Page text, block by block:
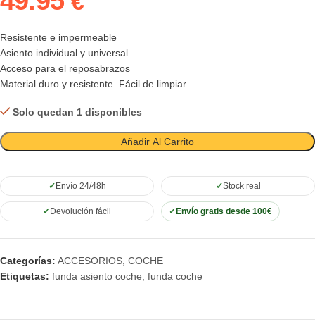
Resistente e impermeable
Asiento individual y universal
Acceso para el reposabrazos
Material duro y resistente. Fácil de limpiar
Solo quedan 1 disponibles
Añadir Al Carrito
Envío 24/48h Stock real
Devolución fácil Envío gratis desde 100€
Categorías: ACCESORIOS, COCHE
Etiquetas: funda asiento coche, funda coche